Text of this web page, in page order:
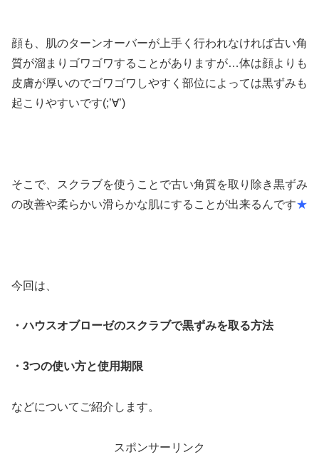
顔も、肌のターンオーバーが上手く行われなければ古い角
質が溜まりゴワゴワすることがありますが…体は顔よりも
皮膚が厚いのでゴワゴワしやすく部位によっては黒ずみも
起こりやすいです(;’∀’)
そこで、スクラブを使うことで古い角質を取り除き黒ずみ
の改善や柔らかい滑らかな肌にすることが出来るんです★
今回は、
・ハウスオブローゼのスクラブで黒ずみを取る方法
・3つの使い方と使用期限
などについてご紹介します。
スポンサーリンク